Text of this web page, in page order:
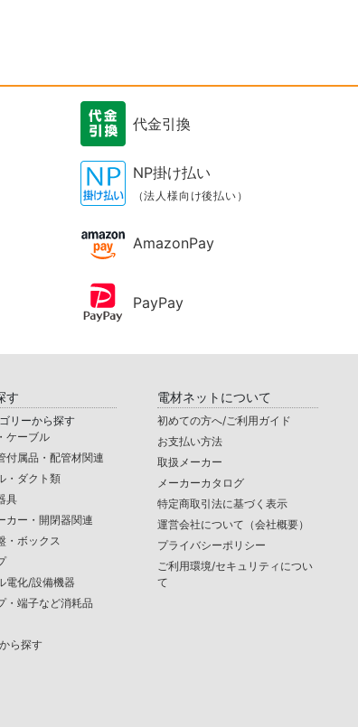
代金引換
NP掛け払い
（法人様向け後払い）
AmazonPay
PayPay
す
リーから探す
ケーブル
付属品・配管材関連
・ダクト類
具
カー・開閉器関連
・ボックス
電化/設備機器
・端子など消耗品
ら探す
電材ネットについて
初めての方へ/ご利用ガイド
お支払い方法
取扱メーカー
メーカーカタログ
特定商取引法に基づく表示
運営会社について（会社概要）
プライバシーポリシー
ご利用環境/セキュリティについ
て